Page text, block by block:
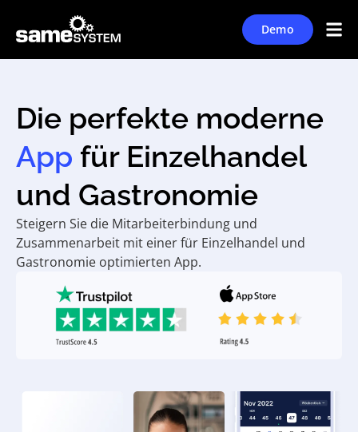
Demo
Die perfekte moderne
App für Einzelhandel
und Gastronomie
Steigern Sie die Mitarbeiterbindung und
Zusammenarbeit mit einer für Einzelhandel und
Gastronomie optimierten App.